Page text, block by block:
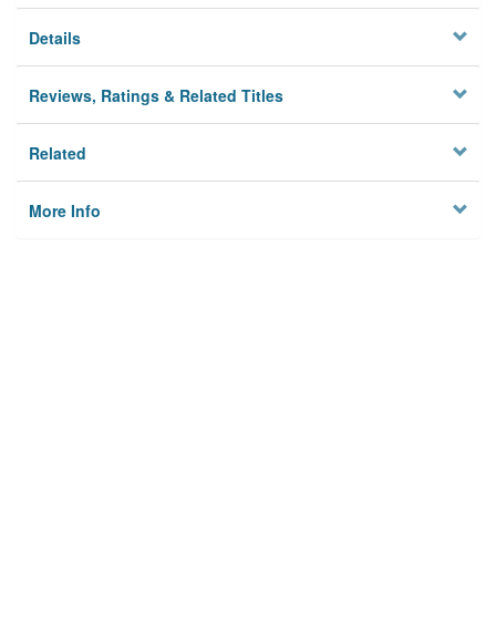
Details
Reviews, Ratings & Related Titles
Related
More Info